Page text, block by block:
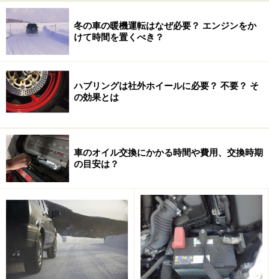
「マスターシリンダー」と呼ばれる部分で、運転席前方
の鍋をひっくり返したような形状のマスターバック（倍
力装置）に取り付けられている。本体上部にはブレーキ
フルードを溜めておく「リザーバータンク」が設けられ
ており、目視で液量をチェックできるようになっている
のだ。
■点検方法
リザーバータンクを透かし見て、ブレーキフルードの量
を確認する。上下のレベルの間に液面があれば正常だ。
ただし、MINレベル近くまで減っていたらブレーキパッ
ドやフルード漏れチェック、ブレーキフルードの補充な
どといった処置が必要となってくる。もしもそんな状態
だったなら、ただちに修理工場に直行したい。
冬の車の暖機運転はなぜ必要？ エンジンをか
けて時間を置くべき？
ハブリングは社外ホイールに必要？ 不要？ そ
の効果とは
車のオイル交換にかかる時間や費用、交換時期
の目安は？